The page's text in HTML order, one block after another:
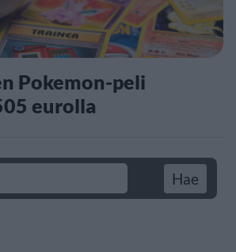
Pokemon-peli
eurolla